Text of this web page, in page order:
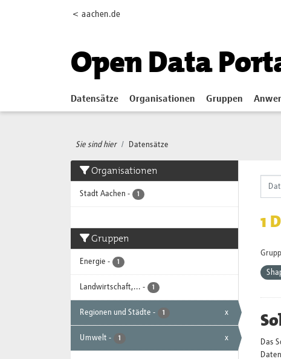
< aachen.de
Open Data
Datensätze Organisationen Gruppen
Sie sind hier Datensätze
Organisationen
Stadt Aachen - 1
Gruppen
Energie - 1
Landwirtschaft,... - 1
Regionen und Städte - 1 x
Umwelt - 1 x
1
Das